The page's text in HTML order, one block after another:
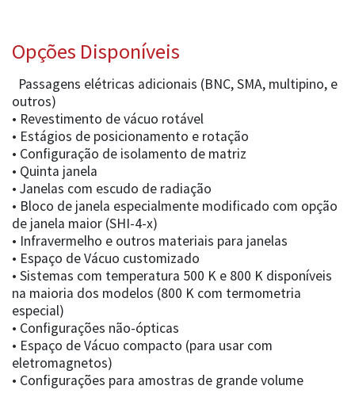
Opções Disponíveis
Passagens elétricas adicionais (BNC, SMA, multipino, e
outros)
• Revestimento de vácuo rotável
• Estágios de posicionamento e rotação
• Configuração de isolamento de matriz
• Quinta janela
• Janelas com escudo de radiação
• Bloco de janela especialmente modificado com opção
de janela maior (SHI-4-x)
• Infravermelho e outros materiais para janelas
• Espaço de Vácuo customizado
• Sistemas com temperatura 500 K e 800 K disponíveis
na maioria dos modelos (800 K com termometria
especial)
• Configurações não-ópticas
• Espaço de Vácuo compacto (para usar com
eletromagnetos)
• Configurações para amostras de grande volume